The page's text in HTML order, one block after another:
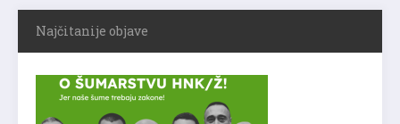
Najčitanije objave